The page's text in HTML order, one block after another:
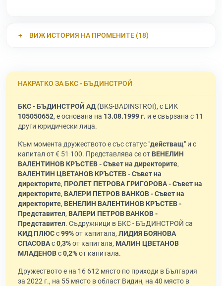
ВИЖ ИСТОРИЯ НА ПРОМЕНИТЕ (18)
НАКРАТКО ЗА БКС - БЪДИНСТРОЙ
БКС - БЪДИНСТРОЙ АД(BKS-BADINSTROI), с ЕИК
105050652, е основана на 13.08.1999 г. и е свързана с 11
други юридически лица.
Към момента дружеството е със статус "действащ" и с
капитал от € 51 100. Представлява се от ВЕНЕЛИН
ВАЛЕНТИНОВ КРЪСТЕВ - Съвет на директорите,
ВАЛЕНТИН ЦВЕТАНОВ КРЪСТЕВ - Съвет на
директорите, ПРОЛЕТ ПЕТРОВА ГРИГОРОВА - Съвет на
директорите, ВАЛЕРИ ПЕТРОВ ВАНКОВ - Съвет на
директорите, ВЕНЕЛИН ВАЛЕНТИНОВ КРЪСТЕВ -
Представител, ВАЛЕРИ ПЕТРОВ ВАНКОВ -
Представител. Съдружници в БКС - БЪДИНСТРОЙ са
КИД ПЛЮСс99%от капитала, ЛИДИЯ БОЯНОВА
СПАСОВАс0,3%от капитала, МАЛИН ЦВЕТАНОВ
МЛАДЕНОВс0,2%от капитала.
Дружеството е на 16 612 място по приходи в България
за 2022 г., на 55 място в област Видин, на 40 място в